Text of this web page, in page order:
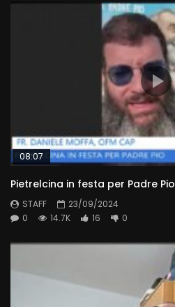
08:07
Pietrelcina in festa per Padre Pio
STAFF
23/09/2024
0
14.7K 16 0